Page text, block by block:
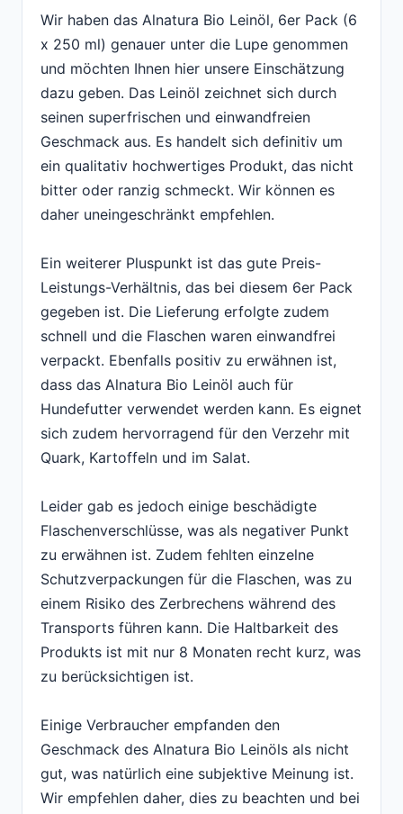
Wir haben das Alnatura Bio Leinöl, 6er Pack (6
x 250 ml) genauer unter die Lupe genommen
und möchten Ihnen hier unsere Einschätzung
dazu geben. Das Leinöl zeichnet sich durch
seinen superfrischen und einwandfreien
Geschmack aus. Es handelt sich definitiv um
ein qualitativ hochwertiges Produkt, das nicht
bitter oder ranzig schmeckt. Wir können es
daher uneingeschränkt empfehlen.
Ein weiterer Pluspunkt ist das gute Preis-
Leistungs-Verhältnis, das bei diesem 6er Pack
gegeben ist. Die Lieferung erfolgte zudem
schnell und die Flaschen waren einwandfrei
verpackt. Ebenfalls positiv zu erwähnen ist,
dass das Alnatura Bio Leinöl auch für
Hundefutter verwendet werden kann. Es eignet
sich zudem hervorragend für den Verzehr mit
Quark, Kartoffeln und im Salat.
Leider gab es jedoch einige beschädigte
Flaschenverschlüsse, was als negativer Punkt
zu erwähnen ist. Zudem fehlten einzelne
Schutzverpackungen für die Flaschen, was zu
einem Risiko des Zerbrechens während des
Transports führen kann. Die Haltbarkeit des
Produkts ist mit nur 8 Monaten recht kurz, was
zu berücksichtigen ist.
Einige Verbraucher empfanden den
Geschmack des Alnatura Bio Leinöls als nicht
gut, was natürlich eine subjektive Meinung ist.
Wir empfehlen daher, dies zu beachten und bei